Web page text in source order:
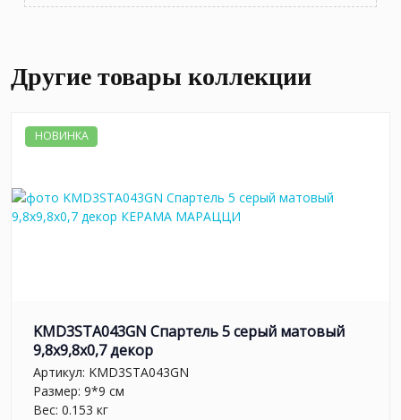
Другие товары коллекции
НОВИНКА
KMD3STA043GN Спартель 5 серый матовый
9,8x9,8x0,7 декор
Артикул: KMD3STA043GN
Размер: 9*9 см
Вес: 0.153 кг